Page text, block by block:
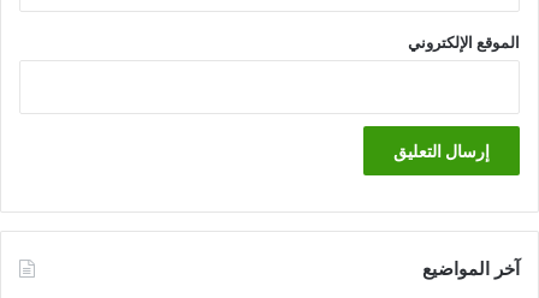
الموقع الإلكتروني
آخر المواضيع